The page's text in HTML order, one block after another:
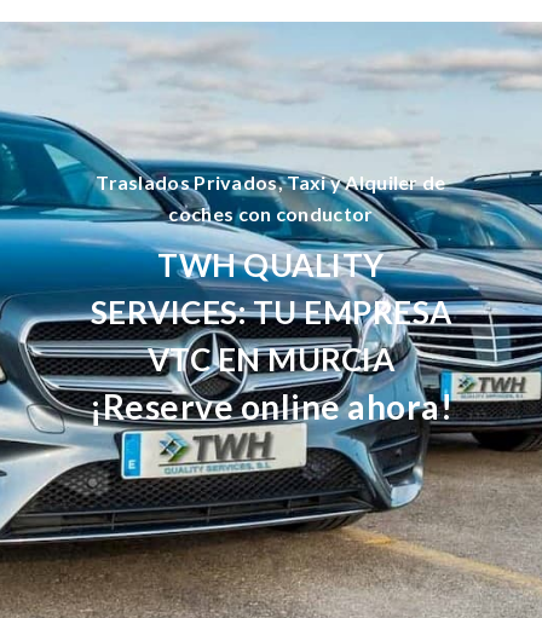
Traslados Privados, Taxi y Alquiler de
coches con conductor
TWH QUALITY
SERVICES: TU EMPRESA
VTC EN MURCIA
¡Reserve online ahora!